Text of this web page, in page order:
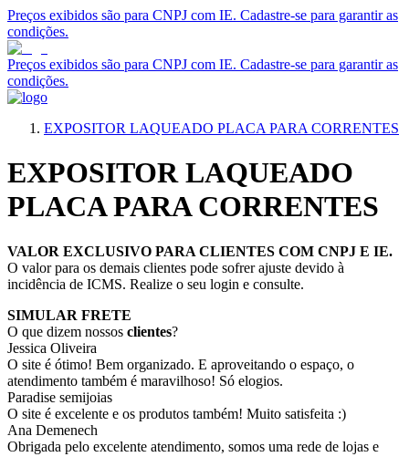
Preços exibidos são para CNPJ com IE. Cadastre-se para garantir as
condições.
Preços exibidos são para CNPJ com IE. Cadastre-se para garantir as
condições.
EXPOSITOR LAQUEADO PLACA PARA CORRENTES
EXPOSITOR LAQUEADO
PLACA PARA CORRENTES
VALOR EXCLUSIVO PARA CLIENTES COM CNPJ E IE.
O valor para os demais clientes pode sofrer ajuste devido à
incidência de ICMS. Realize o seu login e consulte.
SIMULAR FRETE
O que dizem nossos clientes?
Jessica Oliveira
O site é ótimo! Bem organizado. E aproveitando o espaço, o
atendimento também é maravilhoso! Só elogios.
Paradise semijoias
O site é excelente e os produtos também! Muito satisfeita :)
Ana Demenech
Obrigada pelo excelente atendimento, somos uma rede de lojas e